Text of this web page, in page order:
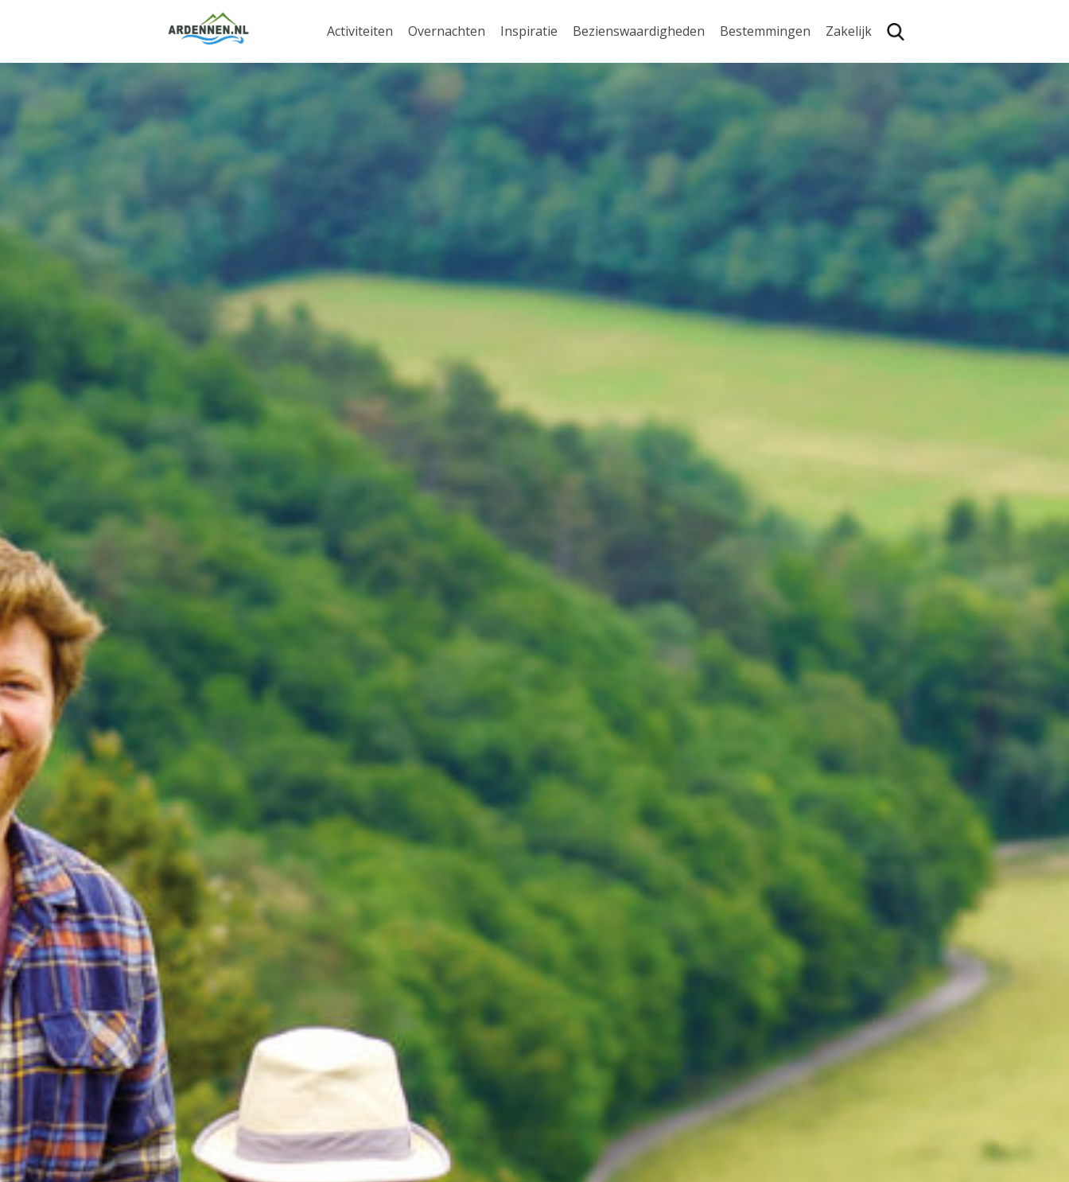
Activiteiten Overnachten Inspiratie Bezienswaardigheden Bestemmingen Zakelijk